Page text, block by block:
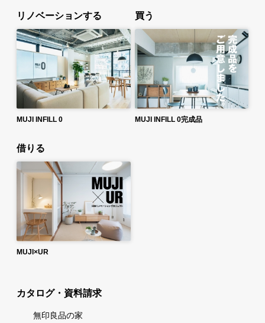
リノベーションする
MUJI INFILL 0
買う
MUJI INFILL 0完成品
借りる
MUJI×UR
カタログ・資料請求
無印良品の家